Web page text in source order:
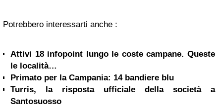
Potrebbero interessarti anche :
Attivi 18 infopoint lungo le coste campane. Queste
le località…
Primato per la Campania: 14 bandiere blu
Turris, la risposta ufficiale della società a
Santosuosso